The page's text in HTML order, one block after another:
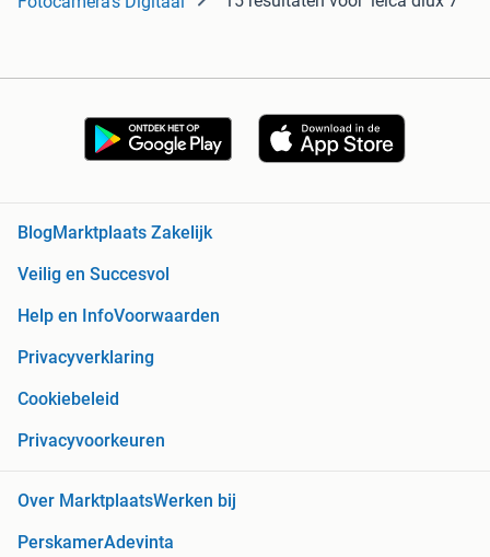
BlogMarktplaats Zakelijk
Veilig en Succesvol
Help en InfoVoorwaarden
Privacyverklaring
Cookiebeleid
Privacyvoorkeuren
Over MarktplaatsWerken bij
PerskamerAdevinta